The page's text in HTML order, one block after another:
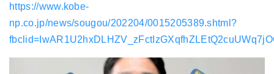
https://www.kobe-
np.co.jp/news/sougou/202204/0015205389.shtml?